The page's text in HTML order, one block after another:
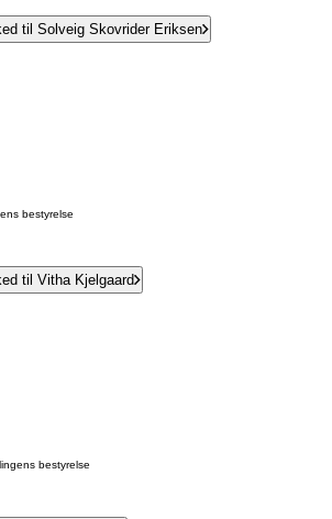
til Solveig Skovrider Eriksen
bestyrelse
til Vitha Kjelgaard
bestyrelse